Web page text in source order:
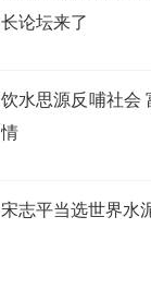
长论坛来了
饮水思源反哺社会
情
宋志平当选世界水